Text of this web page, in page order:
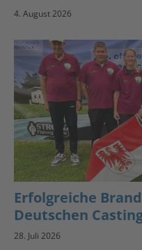
4. August 2026
Erfolgreiche
Deutschen
28. Juli 2026